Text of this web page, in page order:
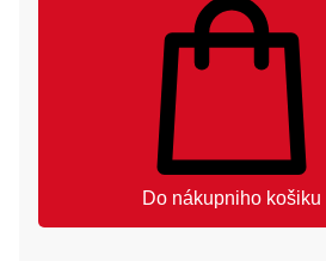
Do nákupniho košiku